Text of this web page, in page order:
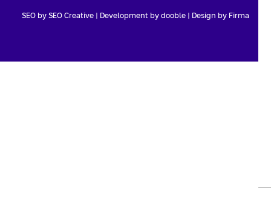
Design by Firma |
Development by dooble
|
SEO by SEO Creative